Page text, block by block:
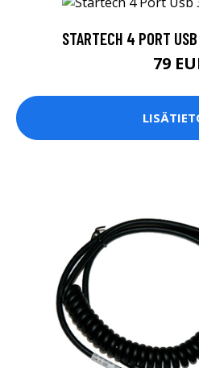
STARTECH 4 PORT
79